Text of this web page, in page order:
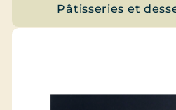
Pâtisseries et